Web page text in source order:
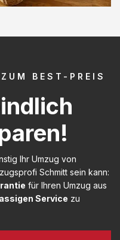
BEST-PREIS
Ihr Umzug von
Schmitt sein kann:
für Ihren Umzug aus
Service zu